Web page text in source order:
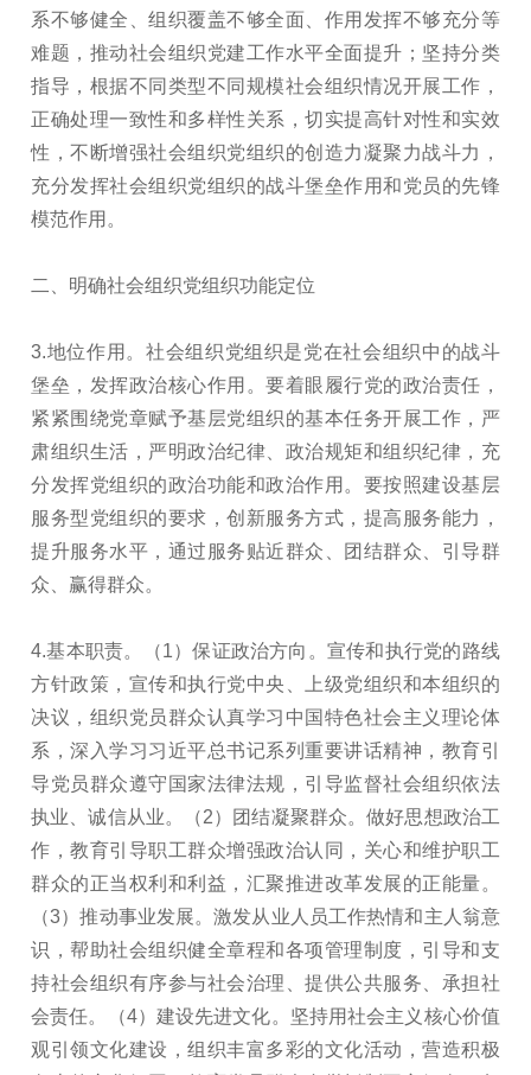
系不够健全、组织覆盖不够全面、作用发挥不够充分等
难题，推动社会组织党建工作水平全面提升；坚持分类
指导，根据不同类型不同规模社会组织情况开展工作，
正确处理一致性和多样性关系，切实提高针对性和实效
性，不断增强社会组织党组织的创造力凝聚力战斗力，
充分发挥社会组织党组织的战斗堡垒作用和党员的先锋
模范作用。
二、明确社会组织党组织功能定位
3.地位作用。社会组织党组织是党在社会组织中的战斗
堡垒，发挥政治核心作用。要着眼履行党的政治责任，
紧紧围绕党章赋予基层党组织的基本任务开展工作，严
肃组织生活，严明政治纪律、政治规矩和组织纪律，充
分发挥党组织的政治功能和政治作用。要按照建设基层
服务型党组织的要求，创新服务方式，提高服务能力，
提升服务水平，通过服务贴近群众、团结群众、引导群
众、赢得群众。
4.基本职责。（1）保证政治方向。宣传和执行党的路线
方针政策，宣传和执行党中央、上级党组织和本组织的
决议，组织党员群众认真学习中国特色社会主义理论体
系，深入学习习近平总书记系列重要讲话精神，教育引
导党员群众遵守国家法律法规，引导监督社会组织依法
执业、诚信从业。（2）团结凝聚群众。做好思想政治工
作，教育引导职工群众增强政治认同，关心和维护职工
群众的正当权利和利益，汇聚推进改革发展的正能量。
（3）推动事业发展。激发从业人员工作热情和主人翁意
识，帮助社会组织健全章程和各项管理制度，引导和支
持社会组织有序参与社会治理、提供公共服务、承担社
会责任。（4）建设先进文化。坚持用社会主义核心价值
观引领文化建设，组织丰富多彩的文化活动，营造积极